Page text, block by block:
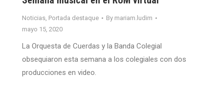
Noticias, Portada destaque By mariam.ludim
mayo 15, 2020
La Orquesta de Cuerdas y la Banda Colegial
obsequiaron esta semana a los colegiales con dos
producciones en video.